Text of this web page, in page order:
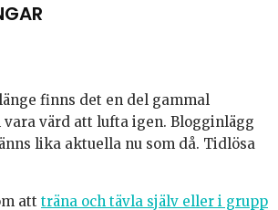
finns det en del gammal
vara värd att lufta igen. Blogginlägg
lika aktuella nu som då. Tidlösa
att träna och tävla själv eller i grupp